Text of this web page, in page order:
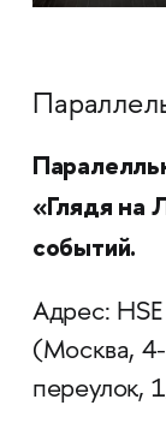
«Глядя на
событий.
Адрес:
(Москва,
переулок,